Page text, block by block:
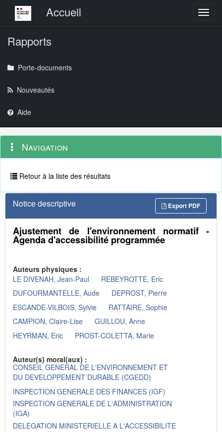
Menu principalAccueil
Rapports
Porte-documents
Nouveautés
Aide
Navigation
outils
Menu
contextuel
Navigation
Retour à la liste des résultats
Notice descriptive Export PDF
Ajustement de l'environnement normatif -
Agenda d'accessibilité programmée
Auteurs physiques :
LE DIVENAH, Jean-Paul
REBEYROTTE, Eric
DUFOURMANTELLE, Aude
DEPROST, Pierre
ESCANDE-VILBOIS, Sylvie
RATTAIRE, Sophie
CAMPION, Claire-Lise
GUILLOU, Anne
HEYRMAN, Eric
PROST-COLETTA, Marie
Auteur(s) moral(aux) :
CONSEIL GENERAL DE L'ENVIRONNEMENT ET
DU DEVELOPPEMENT DURABLE (CGEDD)
INSPECTION GENERALE DES FINANCES (IGF)
INSPECTION GENERALE DE L'ADMINISTRATION
(IGA)
DELEGATION MINISTERIELLE A L'ACCESSIBILITE